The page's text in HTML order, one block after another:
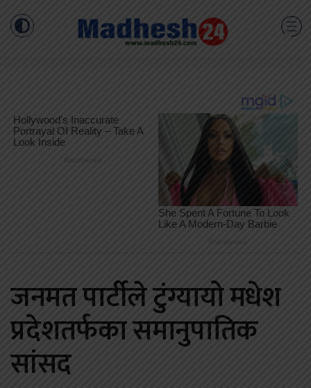
जनमत पार्टीले टुंग्यायो मधेश
प्रदेशतर्फका समानुपातिक
सांसद